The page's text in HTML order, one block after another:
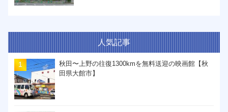
人気記事
秋田〜上野の往復1300kmを無料送迎の映画館【秋
田県大館市】